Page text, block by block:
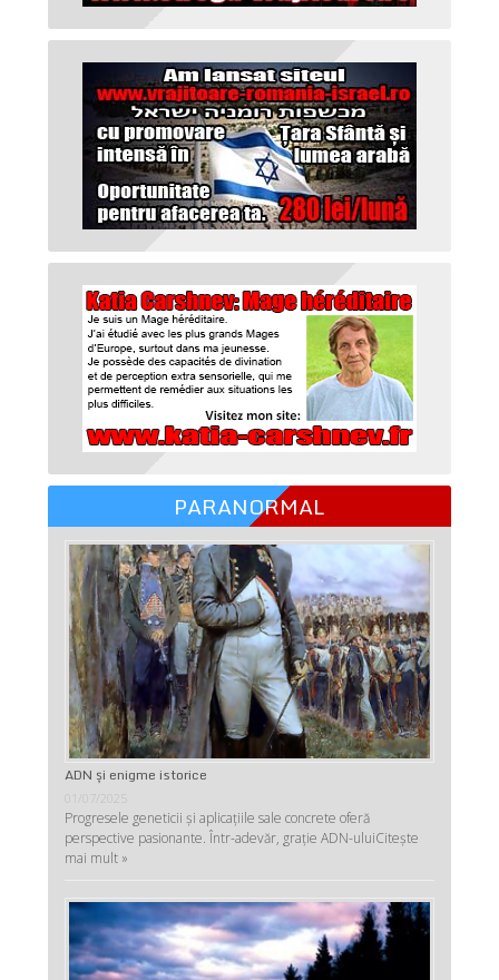
PARANORMAL
ADN şi enigme istorice
01/07/2025
Progresele geneticii şi aplicaţiile sale concrete oferă
perspective pasionante. Într-adevăr, graţie ADN-uluiCitește
mai mult »